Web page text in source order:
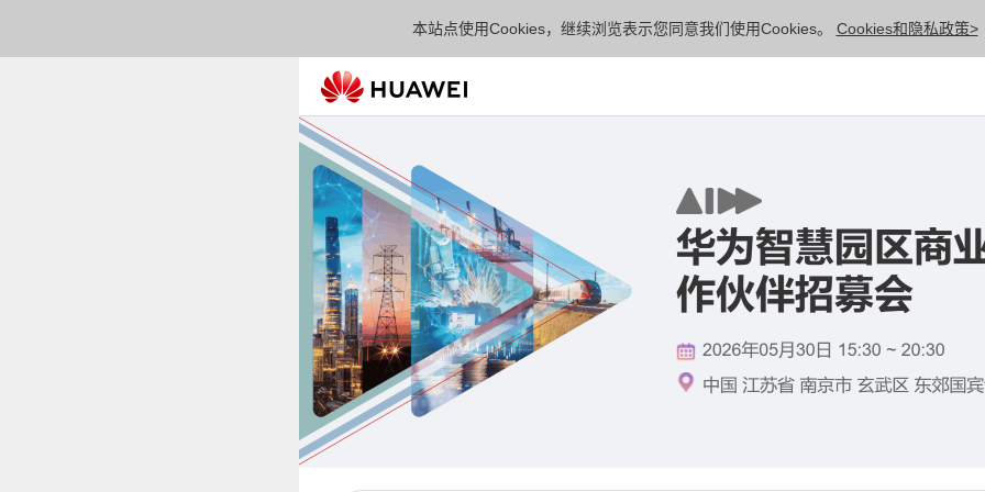
本站点使用Cookies，继续浏览表示您同意我们使用Cookies。 Cookies和隐私政策>